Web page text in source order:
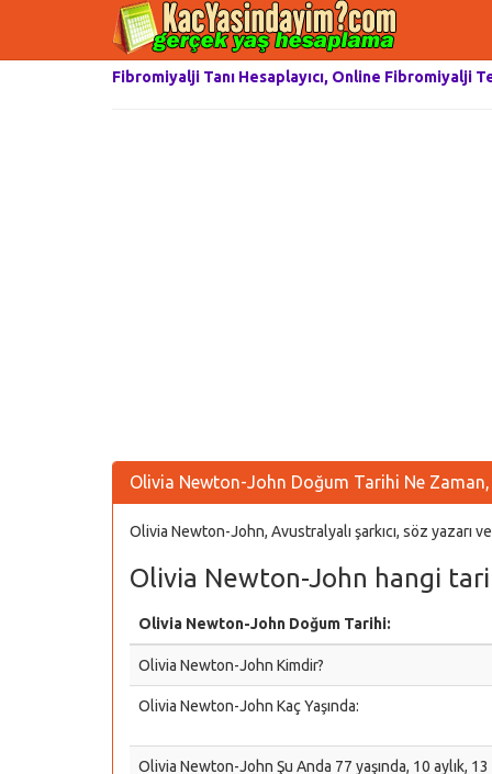
Fibromiyalji Tanı Hesaplayıcı, Online Fibromiyalji
Olivia Newton-John Doğum Tarihi Ne
Olivia Newton-John, Avustralyalı şarkıcı, söz yazarı
Olivia Newton-John hangi
Olivia Newton-John Doğum Tarihi:
Olivia Newton-John Kimdir?
Olivia Newton-John Kaç Yaşında:
Olivia Newton-John Şu Anda 77 yaşında, 10 aylık,